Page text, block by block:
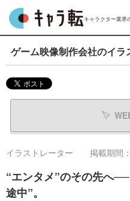
キャラクター業界
ゲーム映像制作会社のイラ
イラストレーター 掲載期間
“エンタメ”のその先へ
途中”。